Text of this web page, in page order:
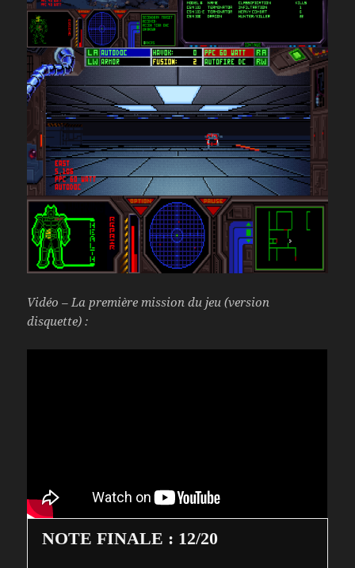
Vidéo – La première mission du jeu (version
disquette) :
NOTE FINALE : 12/20